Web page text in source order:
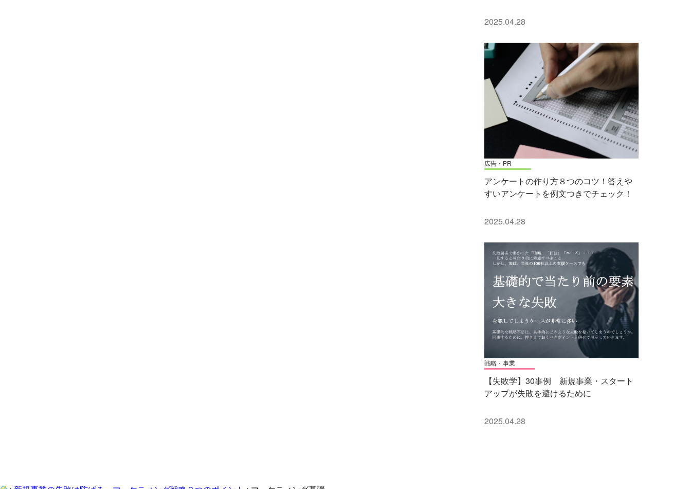
2025.04.28
広告・PR
アンケートの作り方８つのコツ！答えや
すいアンケートを例文つきでチェック！
2025.04.28
戦略・事業
【失敗学】30事例 新規事業・スタート
アップが失敗を避けるために
2025.04.28